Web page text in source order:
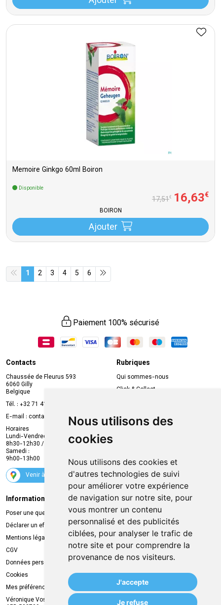
Nous utilisons des
cookies
Nous utilisons des cookies et
d'autres technologies de suivi
pour améliorer votre expérience
de navigation sur notre site, pour
vous montrer un contenu
personnalisé et des publicités
ciblées, pour analyser le trafic de
notre site et pour comprendre la
provenance de nos visiteurs.
J'accepte
Je refuse
Memoire Ginkgo 60ml Boiron
Disponible
17,51€ 16,63€
BOIRON
Ajouter
1 2 3 4 5 6
Paiement 100% sécurisé
Contacts
Chaussée de Fleurus 593
6060 Gilly
Belgique
Tél. : +32 71 41 32 10
E-mail : contact
mvapharma.be
Horaires
Lundi-Vendredi :
8h30-12h30 / 13h30-18h30
Samedi :
9h00-13h00
Venir à la pharmacie
Rubriques
Qui sommes-nous
Click & Collect
Compte professionnel
Envoi d’ordonnance
Suivez-nous
Informations légales
Poser une question
Déclarer un effet indésirable
Mentions légales
CGV
Données personnelles
Cookies
Mes préférences Cookies
Véronique Vos
Livraison
Retrait à la pharmacie
Livraison chez vous
Livraison dans un Point Relais